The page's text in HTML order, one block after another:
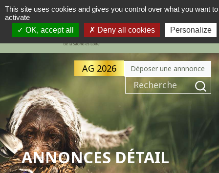
NAVIGATION PRINCIPALE
MENU
AG 2026 Déposer une annnonce
Recherche pour :
ANNONCES DÉTAIL
This site uses cookies and gives you control over what you want to
activate
OK, accept all
Deny all cookies Personalize